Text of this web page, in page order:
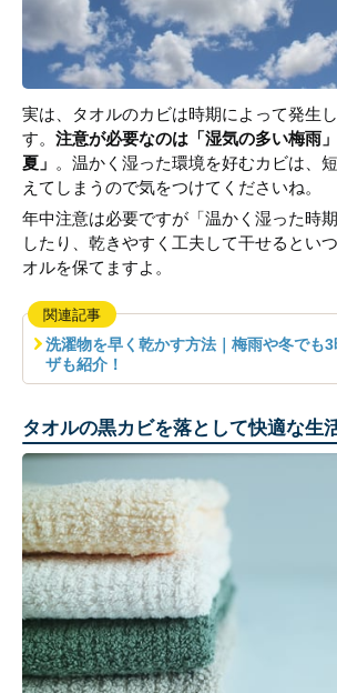
実は、タオルのカビは時期によって発生
す。 注意が必要なのは「湿気の多い梅雨
夏」 。温かく湿った環境を好むカビは、
えてしまうので気をつけてくださいね。
年中注意は必要ですが「温かく湿った時
したり、乾きやすく工夫して干せるとい
オルを保てますよ。
関連記事
洗濯物を早く乾かす方法｜梅雨や冬でも
ザも紹介！
タオルの黒カビを落として快適な生